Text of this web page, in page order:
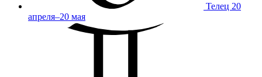
Телец 20
апреля–20 мая